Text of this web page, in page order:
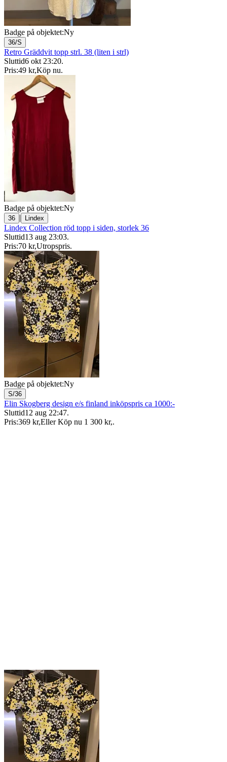
Badge på objektet:Ny
36/S
Retro Gräddvit topp strl. 38 (liten i strl)
Sluttid6 okt 23:20.
Pris:49 kr,Köp nu.
Badge på objektet:Ny
36 | Lindex
Lindex Collection röd topp i siden, storlek 36
Sluttid13 aug 23:03.
Pris:70 kr,Utropspris.
Badge på objektet:Ny
S/36
Elin Skogberg design e/s finland inköpspris ca 1000:-
Sluttid12 aug 22:47.
Pris:369 kr,Eller Köp nu 1 300 kr,.